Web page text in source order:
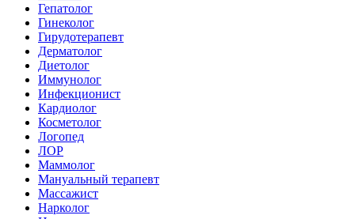
Гепатолог
Гинеколог
Гирудотерапевт
Дерматолог
Диетолог
Иммунолог
Инфекционист
Кардиолог
Косметолог
Логопед
ЛОР
Маммолог
Мануальный терапевт
Массажист
Нарколог